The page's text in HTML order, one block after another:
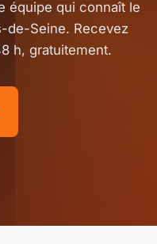
équipe qui connaît le
de-Seine. Recevez
h, gratuitement.